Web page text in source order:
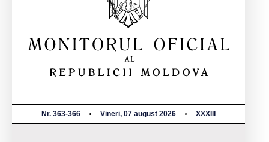
Nr. 363-366 Vineri, 07 august 2026 XXXIII